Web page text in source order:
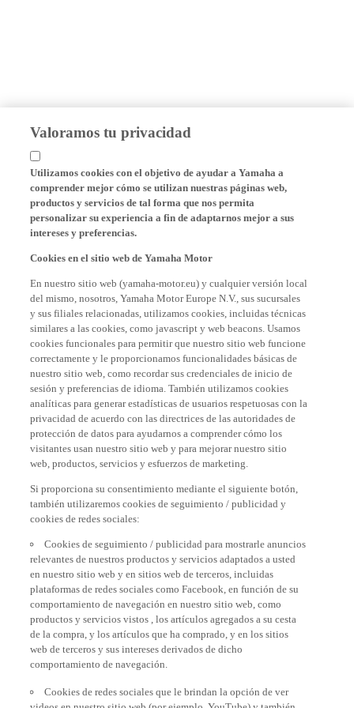
Valoramos tu privacidad
Utilizamos cookies con el objetivo de ayudar a Yamaha a
comprender mejor cómo se utilizan nuestras páginas web,
productos y servicios de tal forma que nos permita
personalizar su experiencia a fin de adaptarnos mejor a sus
intereses y preferencias.
del mismo, nosotros, Yamaha Motor Europe N.V., sus sucursales
y sus filiales relacionadas, utilizamos cookies, incluidas técnicas
similares a las cookies, como javascript y web beacons. Usamos
cookies funcionales para permitir que nuestro sitio web funcione
correctamente y le proporcionamos funcionalidades básicas de
nuestro sitio web, como recordar sus credenciales de inicio de
sesión y preferencias de idioma. También utilizamos cookies
analíticas para generar estadísticas de usuarios respetuosas con la
privacidad de acuerdo con las directrices de las autoridades de
protección de datos para ayudarnos a comprender cómo los
visitantes usan nuestro sitio web y para mejorar nuestro sitio
web, productos, servicios y esfuerzos de marketing.
también utilizaremos cookies de seguimiento / publicidad y
cookies de redes sociales:
relevantes de nuestros productos y servicios adaptados a usted
en nuestro sitio web y en sitios web de terceros, incluidas
plataformas de redes sociales como Facebook, en función de su
comportamiento de navegación en nuestro sitio web, como
productos y servicios vistos , los artículos agregados a su cesta
de la compra, y los artículos que ha comprado, y en los sitios
web de terceros y sus intereses derivados de dicho
comportamiento de navegación.
videos en nuestro sitio web (por ejemplo, YouTube) y también